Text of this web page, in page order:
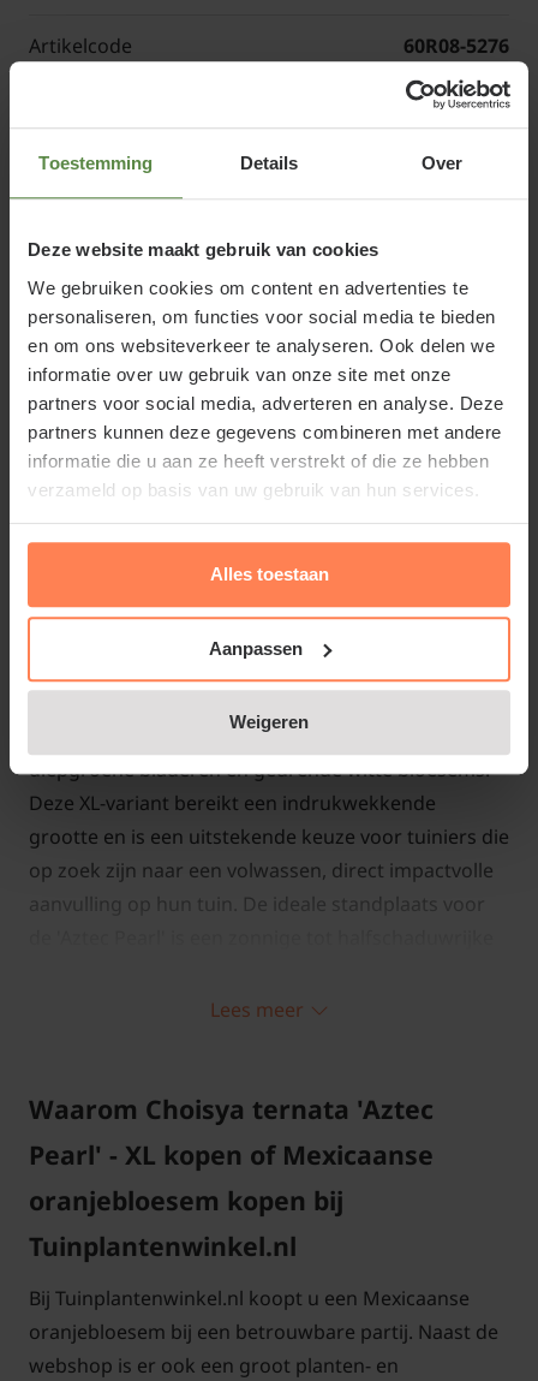
Toestemming Details Over
Deze website maakt gebruik van cookies
We gebruiken cookies om content en advertenties te
personaliseren, om functies voor social media te bieden
en om ons websiteverkeer te analyseren. Ook delen we
informatie over uw gebruik van onze site met onze
partners voor social media, adverteren en analyse. Deze
partners kunnen deze gegevens combineren met andere
informatie die u aan ze heeft verstrekt of die ze hebben
verzameld op basis van uw gebruik van hun services.
Alles toestaan
Aanpassen
Weigeren
Artikelcode 60R08-5276
Choisya ternata 'Aztec Pearl' of
Mexicaanse oranjebloesem
Deze versie van de Choisya valt op met het diep
ingesneden blad waardoor de struik een veel
lossere uitstraling krijgt. De bloei en geur zijn even
aangenaam als bij zijn soortgenoten. In het voorjaar
geeft deze plant heerlijk geurende witte bloemen.
Ook het blad ruikt bij kneuzing aangenaam naar
citrus.
Standplaats Choisya ternata 'Aztec
populaire struik, staat bekend om zijn glanzende,
diepgroene bladeren en geurende witte bloesems.
Deze XL-variant bereikt een indrukwekkende
grootte en is een uitstekende keuze voor tuiniers die
op zoek zijn naar een volwassen, direct impactvolle
aanvulling op hun tuin. De ideale standplaats voor
gefilterde schaduw, waardoor hij veelzijdig inzetbaar
gezonde groei en bloei. De 'Aztec Pearl' is redelijk
droogtetolerant eenmaal gevestigd, maar jonge
planten hebben regelmatig water nodig om goed te
wortelen. Bescherming tegen strenge vorst is aan te
raden, vooral in koudere klimaten.
Choisya ternata 'Aztec Pearl' snoeien
en onderhouden
Lees meer
Waarom Choisya ternata 'Aztec
Pearl' - XL kopen of Mexicaanse
oranjebloesem kopen bij
Tuinplantenwinkel.nl
Bij Tuinplantenwinkel.nl koopt u een Mexicaanse
oranjebloesem bij een betrouwbare partij. Naast de
webshop is er ook een groot planten- en